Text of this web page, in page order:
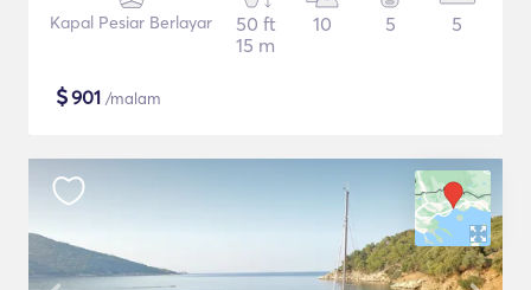
Kapal Pesiar Berlayar
50 ft
15 m
10 5 5
$901 /malam